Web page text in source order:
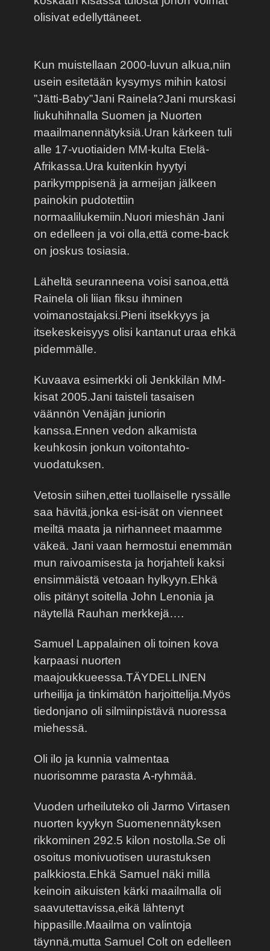
olisivat edellyttäneet.
Kun muistellaan 2000-luvun alkua,niin
usein esitetään kysymys mihin katosi
”Jätti-Baby”Jani Rainela?Jani murskasi
liukuhihnalla Suomen ja Nuorten
maailmanennätyksiä.Uran kärkeen tuli
alle 17-vuotiaiden MM-kulta Etelä-
Afrikassa.Ura kuitenkin hyytyi
parikymppisenä ja armeijan jälkeen
painokin pudotettiin
normaalilukemiin.Nuori mieshän Jani
on edelleen ja voi olla,että come-back
on joskus tosiasia.
Läheltä seuranneena voisi sanoa,että
Rainela oli liian fiksu ihminen
voimanostajaksi.Pieni itsekkyys ja
itsekeskeisyys olisi kantanut uraa ehkä
pidemmälle.
Kuvaava esimerkki oli Jenkkilän MM-
kisat 2005.Jani taisteli tasaisen
väännön Venäjän juniorin
kanssa.Ennen vedon alkamista
keuhkosin jonkun voitontahto-
vuodatuksen.
Vetosin siihen,ettei tuollaiselle ryssälle
saa hävitä,jonka esi-isät on vienneet
meiltä maata ja nirhanneet maamme
väkeä. Jani vaan hermostui enemmän
mun raivoamisesta ja horjahteli kaksi
ensimmäistä vetoaan hylkyyn.Ehkä
olis pitänyt soitella John Lenonia ja
näytellä Rauhan merkkejä….
Samuel Lappalainen oli toinen kova
karpaasi nuorten
maajoukkueessa.TÄYDELLINEN
urheilija ja tinkimätön harjoittelija.Myös
tiedonjano oli silmiinpistävä nuoressa
miehessä.
Oli ilo ja kunnia valmentaa
nuorisomme parasta A-ryhmää.
Vuoden urheiluteko oli Jarmo Virtasen
nuorten kyykyn Suomenennätyksen
rikkominen 292.5 kilon nostolla.Se oli
osoitus monivuotisen uurastuksen
palkkiosta.Ehkä Samuel näki millä
keinoin aikuisten kärki maailmalla oli
saavutettavissa,eikä lähtenyt
hippasille.Maailma on valintoja
täynnä,mutta Samuel Colt on edelleen